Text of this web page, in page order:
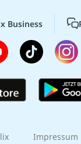
Business
Impressum